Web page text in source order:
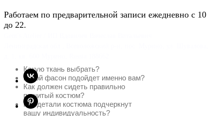
Какую ткань выбрать?
Какой фасон подойдет именно вам?
Как должен сидеть правильно
пошитый костюм?
Как детали костюма подчеркнут
вашу индивидуальность?
Работаем по предварительной записи ежедневно с 10
до 22.